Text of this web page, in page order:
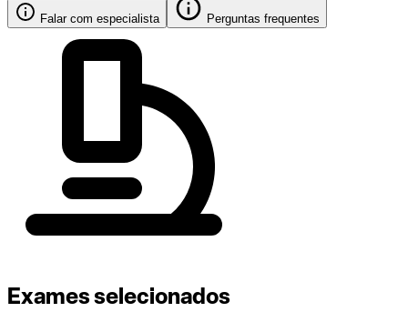
Falar com especialista Perguntas frequentes
Exames selecionados